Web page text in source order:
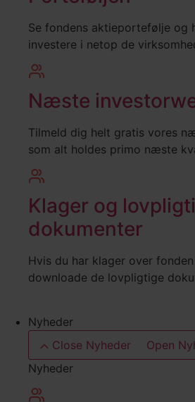
Se fondens aktieportefølje og
investere i netop de
Næste
Tilmeld dig helt gratis vores
som alt holdes primo næste
Klager og
dokumenter
Hvis du har klager over
downloade de lovpligtige
Nyheder
Close Nyheder
Open
Nyheder